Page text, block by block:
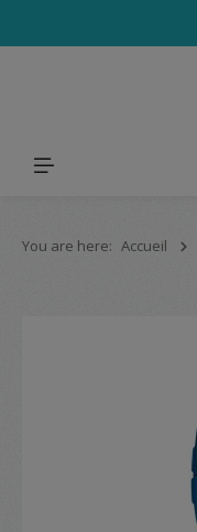
You are here: Accueil